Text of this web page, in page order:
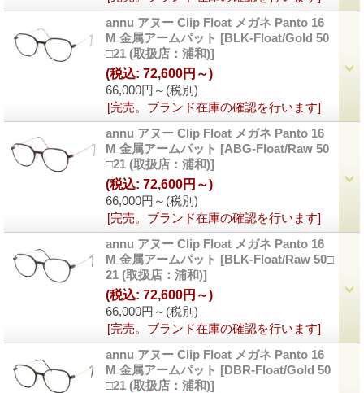
annu アヌー Clip Float メガネ Panto 16
M 金属アームパット [BLK-Float/Gold 50
□21 (取扱店：浦和)]
66,000円～ (税別)
(税込: 72,600円～)
[完売。ブランド在庫の確認を行います]
annu アヌー Clip Float メガネ Panto 16
M 金属アームパット [ABG-Float/Raw 50
□21 (取扱店：浦和)]
66,000円～ (税別)
(税込: 72,600円～)
[完売。ブランド在庫の確認を行います]
annu アヌー Clip Float メガネ Panto 16
M 金属アームパット [BLK-Float/Raw 50□
21 (取扱店：浦和)]
66,000円～ (税別)
(税込: 72,600円～)
[完売。ブランド在庫の確認を行います]
annu アヌー Clip Float メガネ Panto 16
M 金属アームパット [DBR-Float/Gold 50
□21 (取扱店：浦和)]